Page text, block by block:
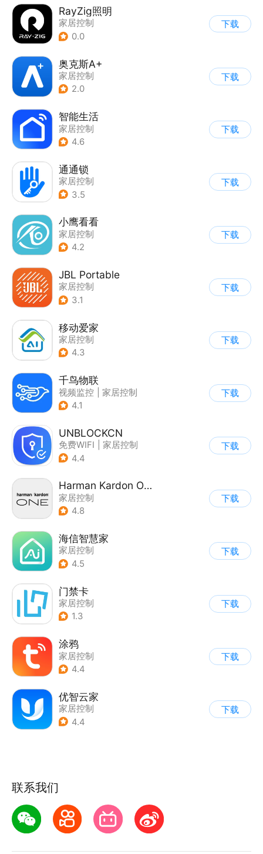
RayZig照明
家居控制
0.0
下载
奥克斯A+
家居控制
2.0
下载
智能生活
家居控制
4.6
下载
通通锁
家居控制
3.5
下载
小鹰看看
家居控制
4.2
下载
JBL Portable
家居控制
3.1
下载
移动爱家
家居控制
4.3
下载
千鸟物联
视频监控
家居控制
4.1
下载
UNBLOCKCN
免费WIFI
家居控制
4.4
下载
Harman Kardon One
家居控制
4.8
下载
海信智慧家
家居控制
4.5
下载
门禁卡
家居控制
1.3
下载
涂鸦
家居控制
4.4
下载
优智云家
家居控制
4.4
下载
联系我们